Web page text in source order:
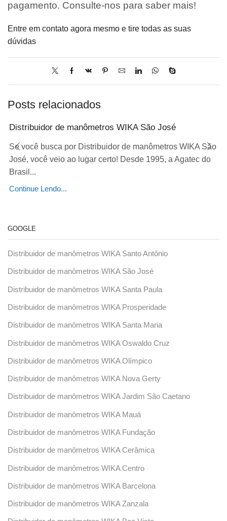
pagamento. Consulte-nos para saber mais!
Entre em contato agora mesmo e tire todas as suas
dúvidas
Posts relacionados
Distribuidor de manômetros WIKA São José
Se você busca por Distribuidor de manômetros WIKA São
José, você veio ao lugar certo! Desde 1995, a Agatec do
Brasil...
Continue Lendo...
GOOGLE
Distribuidor de manômetros WIKA Santo Antônio
Distribuidor de manômetros WIKA São José
Distribuidor de manômetros WIKA Santa Paula
Distribuidor de manômetros WIKA Prosperidade
Distribuidor de manômetros WIKA Santa Maria
Distribuidor de manômetros WIKA Oswaldo Cruz
Distribuidor de manômetros WIKA Olímpico
Distribuidor de manômetros WIKA Nova Gerty
Distribuidor de manômetros WIKA Jardim São Caetano
Distribuidor de manômetros WIKA Mauá
Distribuidor de manômetros WIKA Fundação
Distribuidor de manômetros WIKA Cerâmica
Distribuidor de manômetros WIKA Centro
Distribuidor de manômetros WIKA Barcelona
Distribuidor de manômetros WIKA Zanzala